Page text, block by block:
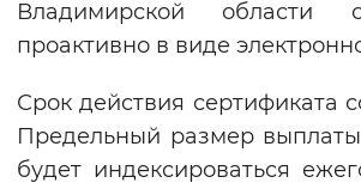
Вернуть
Владимирской области
проактивно в виде
Срок действия сертификата
Предельный размер
будет индексироваться